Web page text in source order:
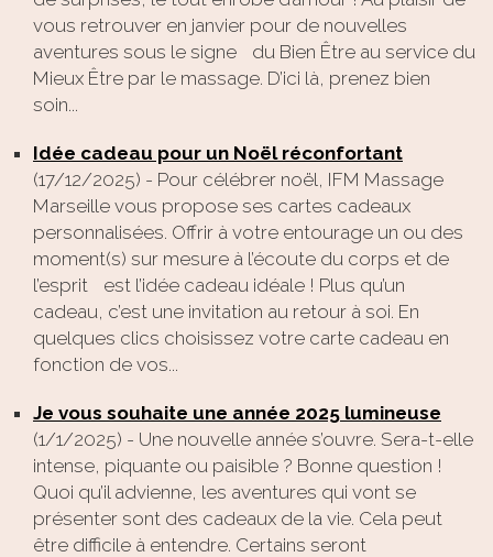
vous retrouver en janvier pour de nouvelles
aventures sous le signe du Bien Être au service du
Mieux Être par le massage. D’ici là, prenez bien
soin...
Idée cadeau pour un Noël réconfortant
(17/12/2025) - Pour célébrer noël, IFM Massage
Marseille vous propose ses cartes cadeaux
personnalisées. Offrir à votre entourage un ou des
moment(s) sur mesure à l’écoute du corps et de
l’esprit est l’idée cadeau idéale ! Plus qu’un
cadeau, c’est une invitation au retour à soi. En
quelques clics choisissez votre carte cadeau en
fonction de vos...
Je vous souhaite une année 2025 lumineuse
(1/1/2025) - Une nouvelle année s’ouvre. Sera-t-elle
intense, piquante ou paisible ? Bonne question !
Quoi qu’il advienne, les aventures qui vont se
présenter sont des cadeaux de la vie. Cela peut
être difficile à entendre. Certains seront